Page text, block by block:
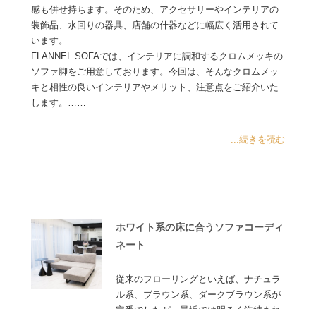
感も併せ持ちます。そのため、アクセサリーやインテリアの
装飾品、水回りの器具、店舗の什器などに幅広く活用されて
います。
FLANNEL SOFAでは、インテリアに調和するクロムメッキの
ソファ脚をご用意しております。今回は、そんなクロムメッ
キと相性の良いインテリアやメリット、注意点をご紹介いた
します。……
...続きを読む
ホワイト系の床に合うソファコーディ
ネート
従来のフローリングといえば、ナチュラ
ル系、ブラウン系、ダークブラウン系が